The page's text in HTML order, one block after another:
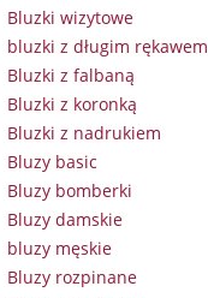
Bluzki wizytowe
bluzki z długim rękawem
Bluzki z falbaną
Bluzki z koronką
Bluzki z nadrukiem
Bluzy basic
Bluzy bomberki
Bluzy damskie
bluzy męskie
Bluzy rozpinane